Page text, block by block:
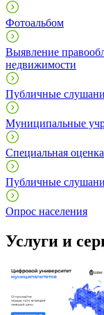
Фотоальбом
Выявление
недвижимости
Публичные
Муниципальные
Специальная
Публичные
Опрос населения
Услуги и